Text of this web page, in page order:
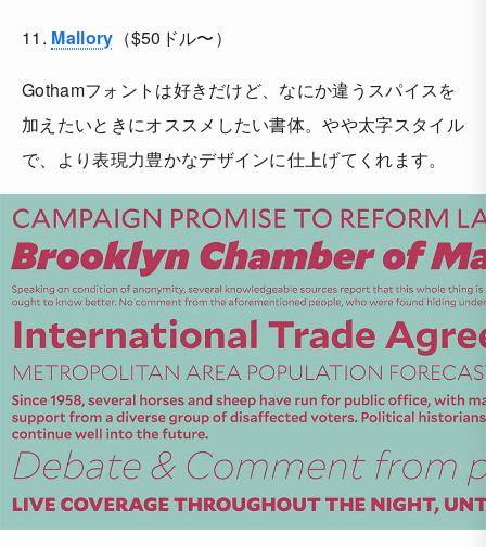
11. Mallory （$50ドル〜）
Gothamフォントは好きだけど、なにか違うスパイスを
加えたいときにオススメしたい書体。やや太字スタイル
で、より表現力豊かなデザインに仕上げてくれます。